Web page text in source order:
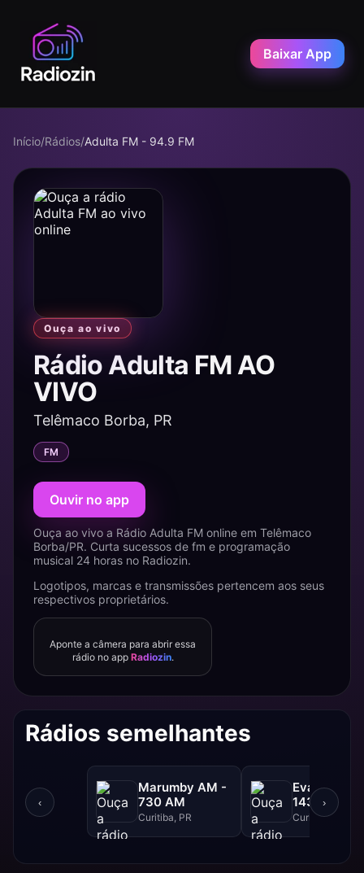
Baixar App
Início/Rádios/Adulta FM - 94.9 FM
Ouça ao vivo
Rádio Adulta FM AO
VIVO
Telêmaco Borba, PR
FM
Ouvir no app
Ouça ao vivo a Rádio Adulta FM online em Telêmaco
Borba/PR. Curta sucessos de fm e programação
musical 24 horas no Radiozin.
Logotipos, marcas e transmissões pertencem aos seus
respectivos proprietários.
Aponte a câmera para abrir essa
rádio no app Radiozin.
Rádios semelhantes
‹
Marumby AM -
730 AM
Curitiba, PR
Evangelizar
1430 AM -
1430 AM
Curitiba, PR
›